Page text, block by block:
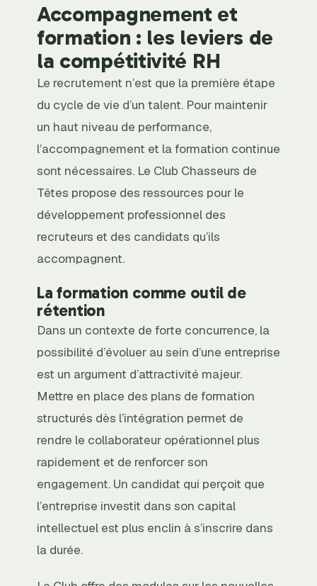
Accompagnement et
formation : les leviers de
la compétitivité RH
Le recrutement n’est que la première étape
du cycle de vie d’un talent. Pour maintenir
un haut niveau de performance,
l’accompagnement et la formation continue
sont nécessaires. Le Club Chasseurs de
Têtes propose des ressources pour le
développement professionnel des
recruteurs et des candidats qu’ils
accompagnent.
La formation comme outil de
rétention
Dans un contexte de forte concurrence, la
possibilité d’évoluer au sein d’une entreprise
est un argument d’attractivité majeur.
Mettre en place des plans de formation
structurés dès l’intégration permet de
rendre le collaborateur opérationnel plus
rapidement et de renforcer son
engagement. Un candidat qui perçoit que
l’entreprise investit dans son capital
intellectuel est plus enclin à s’inscrire dans
la durée.